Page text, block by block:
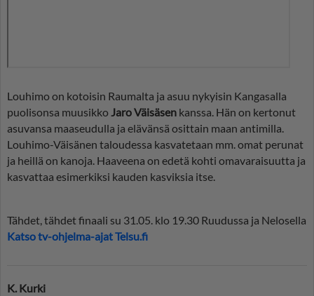
Louhimo on kotoisin Raumalta ja asuu nykyisin Kangasalla
puolisonsa muusikko Jaro Väisäsen kanssa. Hän on kertonut
asuvansa maaseudulla ja elävänsä osittain maan antimilla.
Louhimo-Väisänen taloudessa kasvatetaan mm. omat perunat
ja heillä on kanoja. Haaveena on edetä kohti omavaraisuutta ja
kasvattaa esimerkiksi kauden kasviksia itse.
Tähdet, tähdet finaali su 31.05. klo 19.30 Ruudussa ja Nelosella
Katso tv-ohjelma-ajat Telsu.fi
K. Kurki